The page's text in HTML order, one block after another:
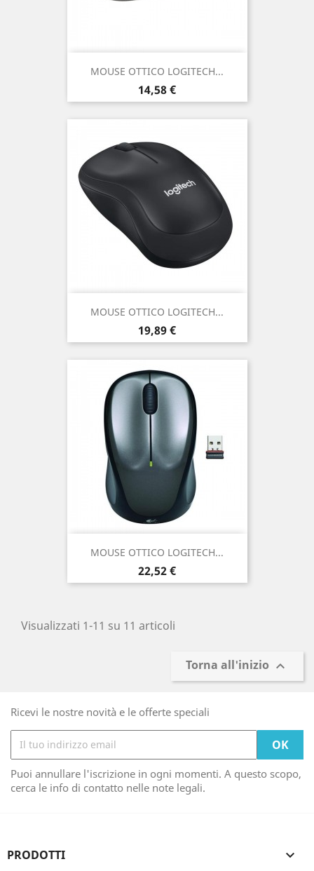
MOUSE OTTICO LOGITECH...
Prezzo
14,58 €
MOUSE OTTICO LOGITECH...
Prezzo
19,89 €
MOUSE OTTICO LOGITECH...
Prezzo
22,52 €
Visualizzati 1-11 su 11 articoli
Torna all'inizio 
Ricevi le nostre novità e le offerte speciali
Puoi annullare l'iscrizione in ogni momenti. A questo scopo,
cerca le info di contatto nelle note legali.
PRODOTTI 